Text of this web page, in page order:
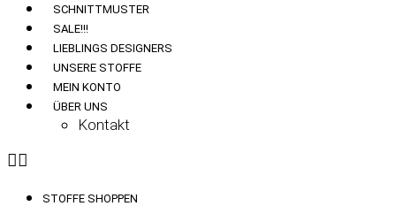
SCHNITTMUSTER
SALE!!!
LIEBLINGS DESIGNERS
UNSERE STOFFE
MEIN KONTO
ÜBER UNS
Kontakt
STOFFE SHOPPEN